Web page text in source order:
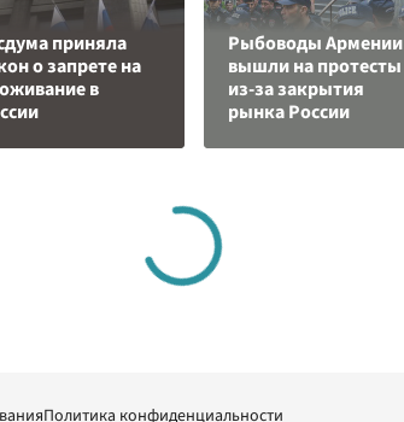
приняла
о запрете на
в
Рыбоводы Армении
вышли на протесты
из-за закрытия
рынка России
Политика конфиденциальности